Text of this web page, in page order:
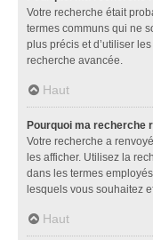
Votre recherche était
termes communs qui ne
plus précis et d’utiliser
recherche avancée.
Haut
Pourquoi ma recherche
Votre recherche a
les afficher. Utilisez la
dans les termes
lesquels vous souhaitez
Haut